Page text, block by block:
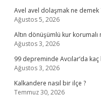
Avel avel dolaşmak ne demek
Ağustos 5, 2026
Altın dönüşümlü kur
Ağustos 3, 2026
99 depreminde Avcılar’da
Ağustos 3, 2026
Kalkandere nasıl bir ilçe ?
Temmuz 30, 2026